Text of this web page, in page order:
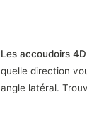
Les accoudoirs
quelle direction
angle latéral.